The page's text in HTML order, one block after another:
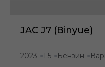
JAC J7 (Binyue)
2023 ●1.5 ● Бензин ●